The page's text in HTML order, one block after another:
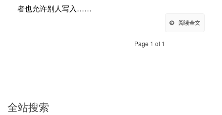
者也允许别人写入……
阅读全文
Page 1 of 1
全站搜索